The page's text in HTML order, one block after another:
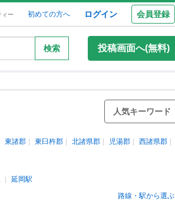
ィー 初めての方へ ログイン 会員登録
検索 投稿画面へ(無料)
人気キーワード
東諸郡 東臼杵郡 北諸県郡 児湯郡
西諸県郡
延岡駅
路線・駅から選ぶ